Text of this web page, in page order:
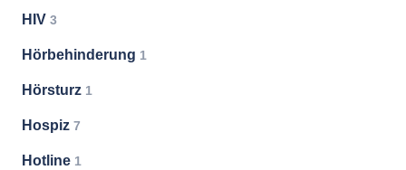
HIV 3
Hörbehinderung 1
Hörsturz 1
Hospiz 7
Hotline 1